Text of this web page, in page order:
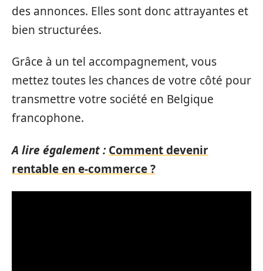
des annonces. Elles sont donc attrayantes et
bien structurées.
Grâce à un tel accompagnement, vous
mettez toutes les chances de votre côté pour
transmettre votre société en Belgique
francophone.
A lire également : Comment devenir
rentable en e-commerce ?